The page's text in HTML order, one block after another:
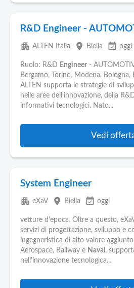
R&D Engineer -
apartment ALTEN Italia place Biella event_available oggi
Ruolo: R&D Engineer -
Bergamo, Torino, Modena, Bologna,
ALTEN supporta le strategie di
nelle aree dell'innovazione, della
informativi tecnologici. Nato...
Vedi
System Engineer
apartment eXaV place Biella event_available oggi
vetture d'epoca. Oltre a questo,
servizi di progettazione, sviluppo e
ingegneristica di alto valore
Aerospace, Railway e Naval ,
nell'innovazione tecnologica...